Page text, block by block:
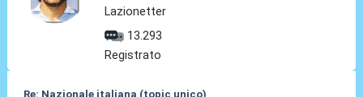
Lazionetter
13.293
Registrato
Re: Nazionale italiana (topic unico)